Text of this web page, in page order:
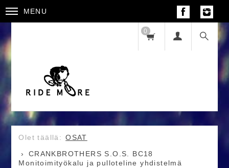
MENU
0
OSAT
CRANKBROTHERS S.O.S. BC18
Monitoimityökalu ja pulloteline yhdistelmä